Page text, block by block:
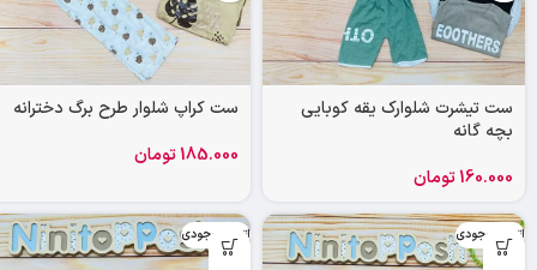
ست تیشرت شلوارک یقه کوبایی
بچه گانه
160.000تومان
ست کراپ شلوار طرح برگ دخترانه
185.000تومان
اتمام موجودی اتمام موجودی